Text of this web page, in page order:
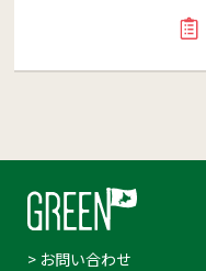
> お問い合わせ